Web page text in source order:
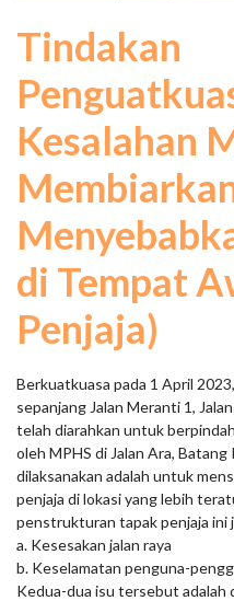
Tindakan
Kesalahan
di Tempat
Penjaja)
Berkuatkuasa pada 1 April
sepanjang Jalan Meranti 1,
telah diarahkan untuk
oleh MPHS di Jalan Ara,
dilaksanakan adalah untuk
penjaja di lokasi yang lebih
penstrukturan tapak penjaja ini
a. Kesesakan jalan raya
b. Keselamatan penguna-
Kedua-dua isu tersebut adalah